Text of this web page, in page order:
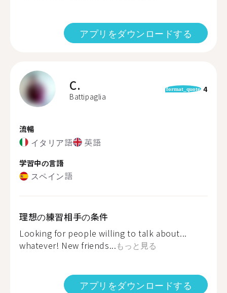
アプリをダウンロードする
C.
Battipaglia
format_quote 4
流暢
イタリア語 英語
学習中の言語
スペイン語
理想の練習相手の条件
Looking for people willing to talk about...
whatever! New friends...もっと見る
アプリをダウンロードする